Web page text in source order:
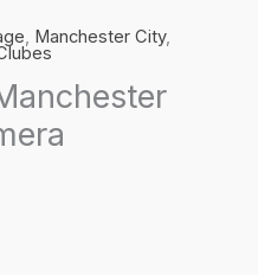
Manchester City,